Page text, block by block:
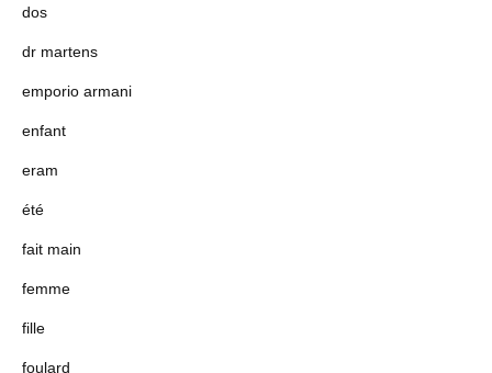
dos
dr martens
emporio armani
enfant
eram
été
fait main
femme
fille
foulard